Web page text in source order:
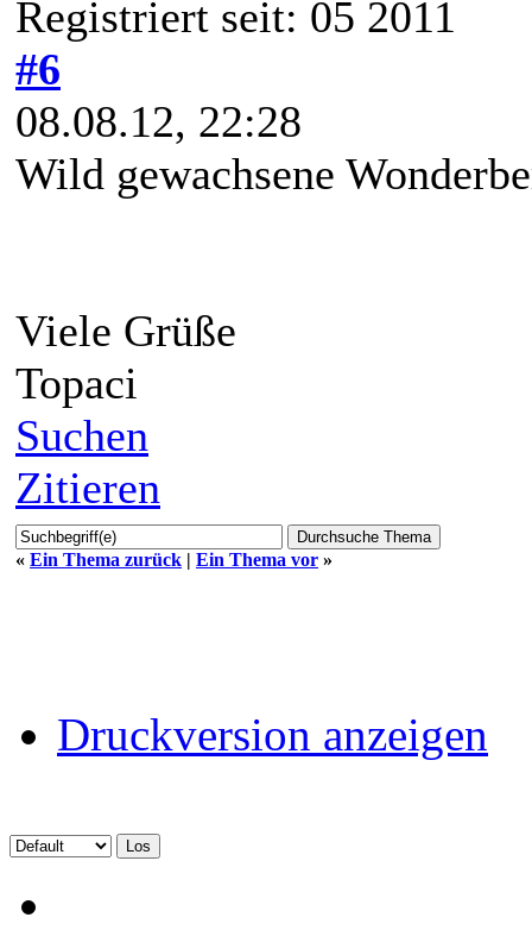
Registriert seit: 05 2011
#6
08.08.12, 22:28
Wild gewachsene
Viele Grüße
Topaci
Suchen
Zitieren
« Ein Thema zurück | Ein Thema vor »
Druckversion anzeigen